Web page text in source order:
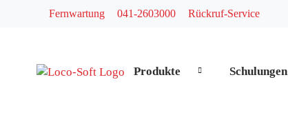
Fernwartung 041-2603000 Rückruf-Service
Navigation überspringen
Produkte Schulungen